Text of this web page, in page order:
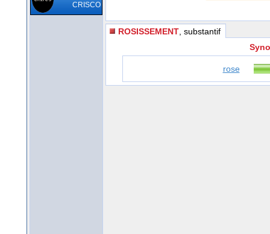
CRISCO
ROSISSEMENT , substantif
rose